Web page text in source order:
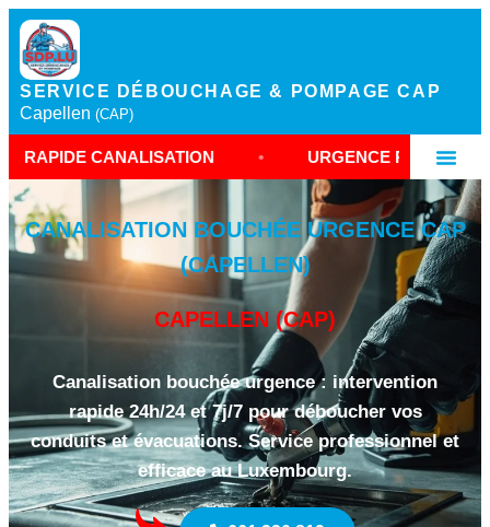
SERVICE DÉBOUCHAGE & POMPAGE CAP
Capellen (CAP)
• URGENCE PLOMBERIE
CANALISATION BOUCHÉE URGENCE CAP
(CAPELLEN)
CAPELLEN (CAP)
Canalisation bouchée urgence : intervention
rapide 24h/24 et 7j/7 pour déboucher vos
conduits et évacuations. Service professionnel et
efficace au Luxembourg.